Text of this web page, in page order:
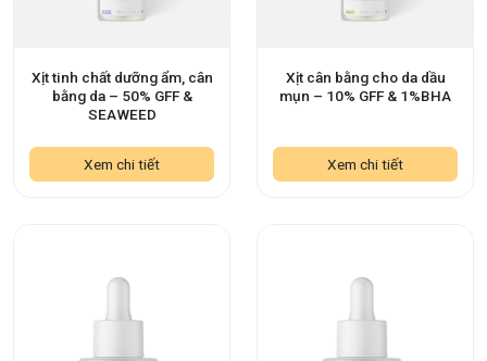
Xịt tinh chất dưỡng ẩm, cân
bằng da – 50% GFF &
SEAWEED
Xem chi tiết
Xịt cân bằng cho da dầu
mụn – 10% GFF & 1%BHA
Xem chi tiết